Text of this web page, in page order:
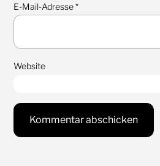
E-Mail-Adresse*
Website